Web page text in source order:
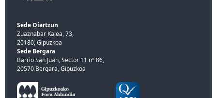
Sede Oiartzun
Zuaznabar Kalea, 73,
20180, Gipuzkoa
Sede Bergara
Barrio San Juan, Sector 11 nº 86,
20570 Bergara, Gipuzkoa